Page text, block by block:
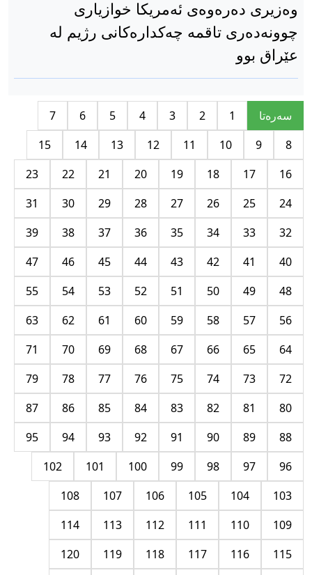
وەزیری دەرەوەی ئەمریکا خوازیاری
چوونەدەری تاقمە چەکدارەکانی رژیم لە
عێراق بوو
سه‌ره‌تا 1
2
3
4
5
6
7
8
9
10
11
12
13
14
15
16
17
18
19
20
21
22
23
24
25
26
27
28
29
30
31
32
33
34
35
36
37
38
39
40
41
42
43
44
45
46
47
48
49
50
51
52
53
54
55
56
57
58
59
60
61
62
63
64
65
66
67
68
69
70
71
72
73
74
75
76
77
78
79
80
81
82
83
84
85
86
87
88
89
90
91
92
93
94
95
96
97
98
99
100
101
102
103
104
105
106
107
108
109
110
111
112
113
114
115
116
117
118
119
120